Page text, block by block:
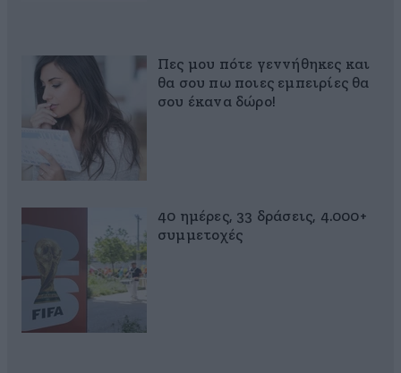
Πες μου πότε γεννήθηκες και
θα σου πω ποιες εμπειρίες θα
σου έκανα δώρο!
40 ημέρες, 33 δράσεις, 4.000+
συμμετοχές